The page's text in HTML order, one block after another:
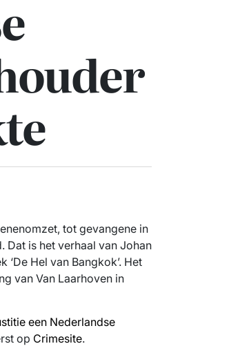
tot gevangene in
Dat is het verhaal van Johan
Hel van Bangkok’. Het
van Van Laarhoven in
een Nederlandse
op Crimesite.